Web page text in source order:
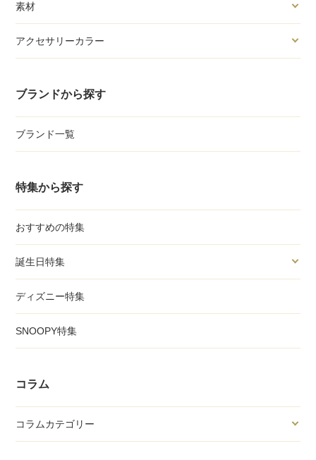
素材
アクセサリーカラー
ブランドから探す
ブランド一覧
特集から探す
おすすめの特集
誕生日特集
ディズニー特集
SNOOPY特集
コラム
コラムカテゴリー